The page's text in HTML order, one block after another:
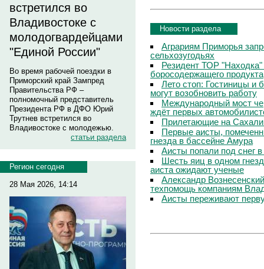
встретился во
Владивостоке с
молодогвардейцами
"Единой России"
Во время рабочей поездки в
Приморский край Зампред
Правительства РФ –
полномочный представитель
Президента РФ в ДФО Юрий
Трутнев встретился во
Владивостоке с молодежью.
статьи раздела
Регион сегодня
28 Мая 2026, 14:14
Новости раздела
Аграриям Приморья
сельхозугодьях
Резидент ТОР "Находка"
боросодержащего продукта
Лето стоп: Гостиницы и
могут возобновить работу
Международный мост
ждёт первых
Прилетающие на
Первые аисты,
гнезда в бассейне Амура
Аисты попали под снег
Шесть яиц в одном
аиста ожидают ученые
Александр
техпомощь компаниям
Аисты переживают